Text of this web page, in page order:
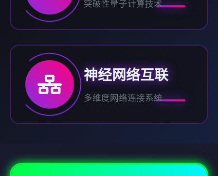
突破性量子计算技术
神经网络互联
多维度网络连接系统